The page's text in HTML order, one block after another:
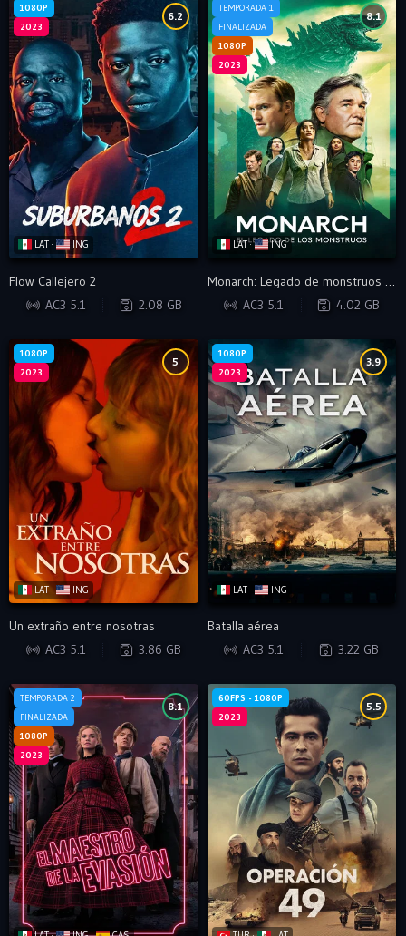
1080P
2023
6.2
LAT · ING
WEB-DL
Flow Callejero 2
AC3 5.1
2.08 GB
TEMPORADA 1
FINALIZADA
1080P
2023
8.1
LAT · ING
WEB-DL
AC3 5.1
4.02 GB
1080P
2023
5
LAT · ING
WEB-DL
Un extraño entre nosotras
AC3 5.1
3.86 GB
1080P
2023
3.9
LAT · ING
BRRIP
Batalla aérea
AC3 5.1
3.22 GB
TEMPORADA 2
FINALIZADA
1080P
2023
8.1
60FPS - 1080P
2023
5.5